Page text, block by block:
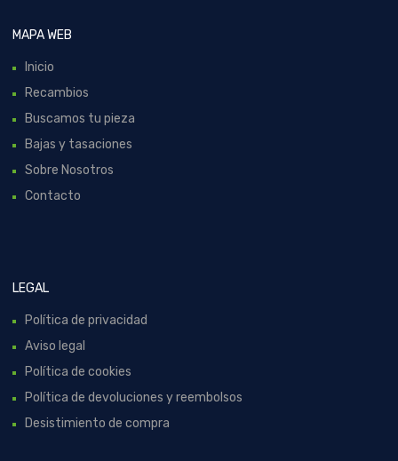
MAPA WEB
Inicio
Recambios
Buscamos tu pieza
Bajas y tasaciones
Sobre Nosotros
Contacto
LEGAL
Política de privacidad
Aviso legal
Política de cookies
Política de devoluciones y reembolsos
Desistimiento de compra